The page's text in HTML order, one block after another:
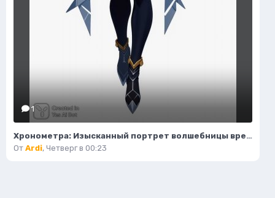
1
Хронометра: Изысканный портрет волшебницы времени и моды. Изображение из нейронной сети Flux Ai
От Ardi, Четверг в 00:23